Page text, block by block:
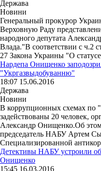
Держава
Новини
Генеральный прокурор
Верховную Раду
народного депутата
Влада."В соответствии с ч.2
27 Закона Украины "О
Нардепа Онищенко
"Укргазвыдобуванню"
18:07 15.06.2016
Держава
Новини
В коррупционных схемах по
задействованы 20 человек,
Александр Онищенко.Об
председатель НАБУ Артем
Специализированной
Детективы НАБУ устроили
Онищенко
15:45 16.03.2016